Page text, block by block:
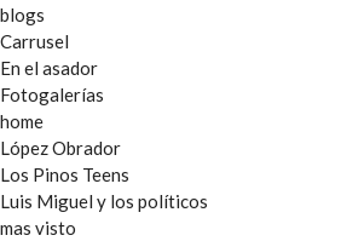
blogs
Carrusel
En el asador
Fotogalerías
home
López Obrador
Los Pinos Teens
Luis Miguel y los políticos
mas visto